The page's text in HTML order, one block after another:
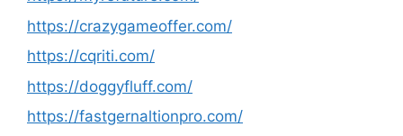
https://crazygameoffer.com/
https://cqriti.com/
https://doggyfluff.com/
https://fastgernaltionpro.com/